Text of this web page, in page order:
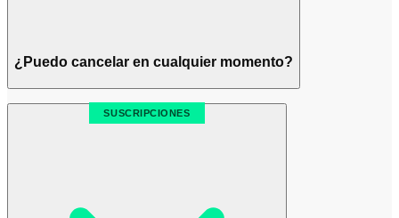
¿Puedo cancelar en cualquier momento?
SUSCRIPCIONES